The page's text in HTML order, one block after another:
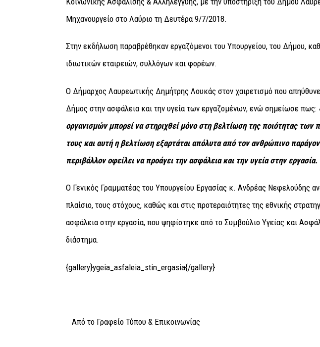
Μηχανουργείο στο Λαύριο τη Δευτέρα 9/7/2018.
Στην εκδήλωση παραβρέθηκαν εργαζόμενοι του Υπουργείου, του Δήμου,
ιδιωτικών εταιρειών, συλλόγων και φορέων.
Ο Δήμαρχος Λαυρεωτικής Δημήτρης Λουκάς στον χαιρετισμό που απηύθυνε
Δήμος στην ασφάλεια και την υγεία των εργαζομένων, ενώ σημείωσε πως:
οργανισμών μπορεί να στηριχθεί μόνο στη βελτίωση της ποιότητας των
τους και αυτή η βελτίωση εξαρτάται απόλυτα από τον ανθρώπινο
περιβάλλον οφείλει να προάγει την ασφάλεια και την υγεία στην εργασία.
Ο Γενικός Γραμματέας του Υπουργείου Εργασίας κ. Ανδρέας Νεφελούδης
πλαίσιο, τους στόχους, καθώς και στις προτεραιότητες της εθνικής
ασφάλεια στην εργασία, που ψηφίστηκε από το Συμβούλιο Υγείας και
διάστημα.
{gallery}ygeia_asfaleia_stin_ergasia{/gallery}
Από το Γραφείο Τύπου & Επικοινωνίας